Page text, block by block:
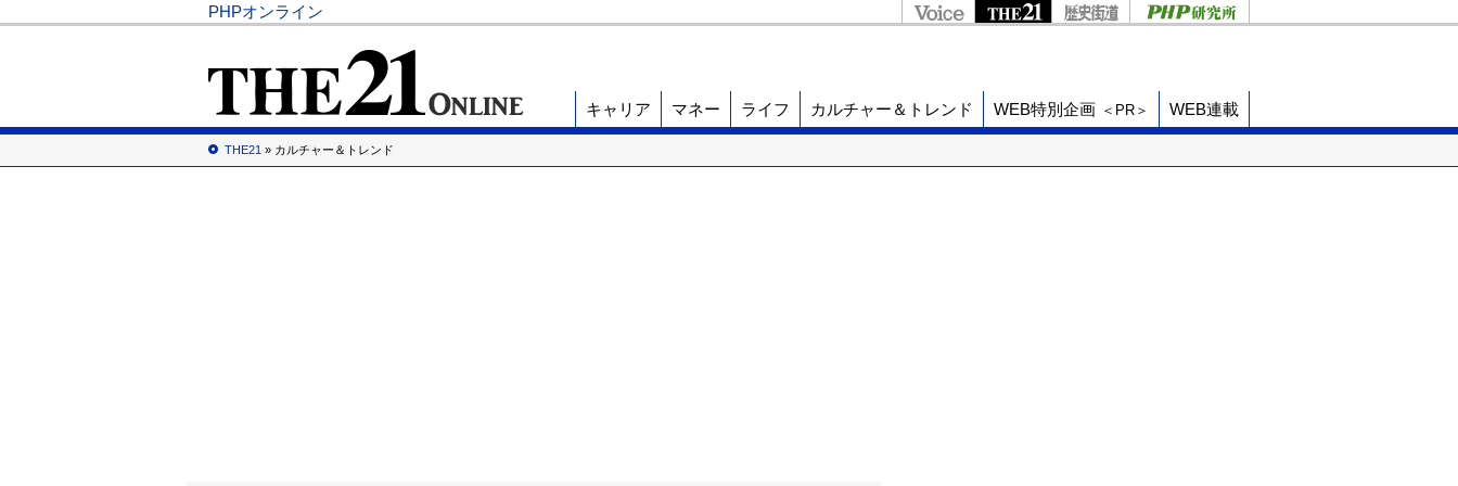
PHPオンライン
キャリア マネー ライフ カルチャー＆トレンド WEB特別企画 ＜PR＞ WEB連載
THE21 » カルチャー＆トレンド